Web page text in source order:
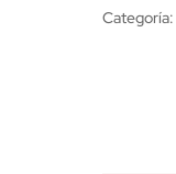
Categoría: